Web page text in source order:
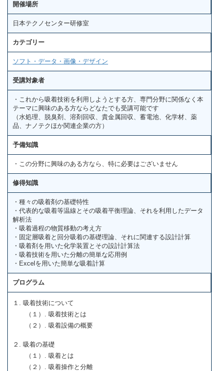
開催場所
日本テクノセンター研修室
カテゴリー
ソフト・データ・画像・デザイン
受講対象者
・これから吸着技術を利用しようとする方、専門分野に関係なく本
テーマに興味のある方ならどなたでも受講可能です
（水処理、脱臭剤、溶剤回収、貴金属回収、蓄電池、化学材、薬
品、ナノテクほか関連企業の方）
予備知識
・この分野に興味のある方なら、特に必要はございません
修得知識
・種々の吸着剤の基礎特性
・代表的な吸着等温線とその吸着平衡理論、それを利用したデータ
解析法
・吸着過程の物質移動の考え方
・固定層吸着と回分吸着の基礎理論、それに関連する設計計算
・吸着剤を用いた化学装置とその設計計算法
・吸着技術を用いた分離の簡単な応用例
・Excelを用いた簡単な吸着計算
プログラム
１. 吸着技術について
（１）. 吸着技術とは
（２）. 吸着設備の概要
２. 吸着の基礎
（１）. 吸着とは
（２）. 吸着操作と分離